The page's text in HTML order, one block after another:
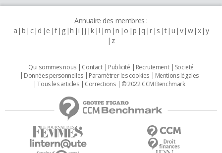
Annuaire des membres :
a b c d e f g h i j k l m n o p q r s t u v w x y
z
Qui sommes nous Contact Publicité Recrutement
Societé
Données personnelles
Paramétrer les cookies
Mentions légales
Tous les articles
Corrections © 2022 CCM Benchmark